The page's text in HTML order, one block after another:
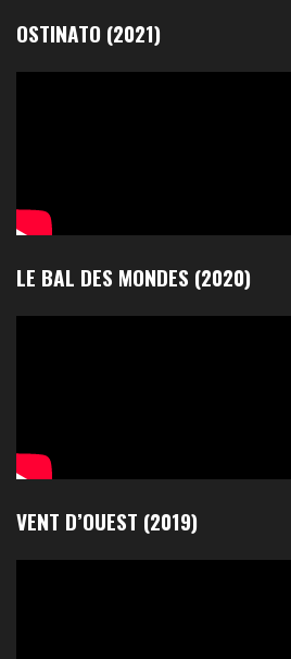
OSTINATO (2021)
LE BAL DES MONDES (2020)
VENT D’OUEST (2019)